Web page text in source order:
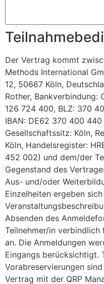
Der Vertrag kommt
Methods International
12, 50667 Köln,
Rother, Bankverbindung:
126 724 400, BLZ: 370
IBAN: DE62 370 400
Gesellschaftssitz: Köln,
Köln, Handelsregister:
452 002) und dem/der
Gegenstand des
Aus- und/oder
Einzelheiten ergeben
Absenden des
Teilnehmer/in
an. Die Anmeldungen
Eingangs berücksichtigt.
Vorabreservierungen
Vertrag mit der QRP